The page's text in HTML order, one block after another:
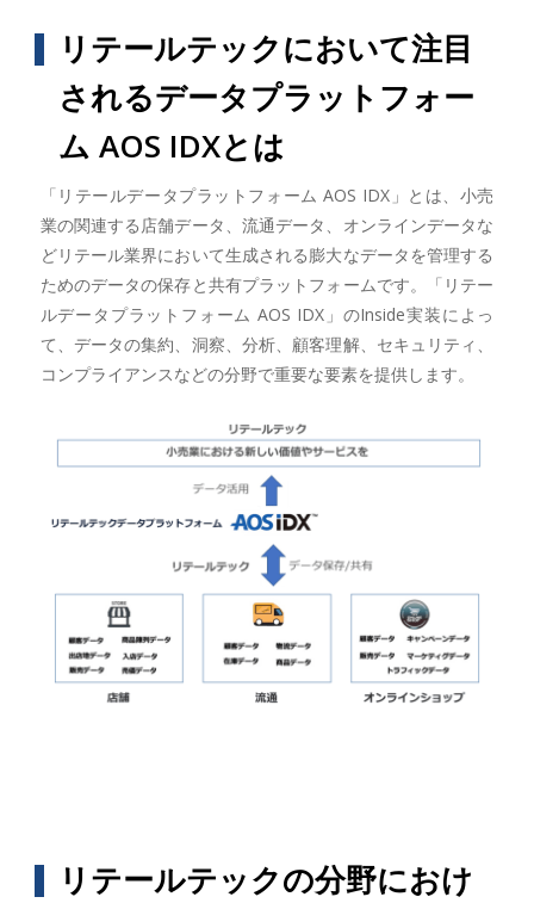
リテールテックにおいて注目
されるデータプラットフォー
ム AOS IDXとは
「リテールデータプラットフォーム AOS IDX」とは、小売
業の関連する店舗データ、流通データ、オンラインデータな
どリテール業界において生成される膨大なデータを管理する
ためのデータの保存と共有プラットフォームです。「リテー
ルデータプラットフォーム AOS IDX」のInside実装によっ
て、データの集約、洞察、分析、顧客理解、セキュリティ、
コンプライアンスなどの分野で重要な要素を提供します。
リテールテックの分野におけ